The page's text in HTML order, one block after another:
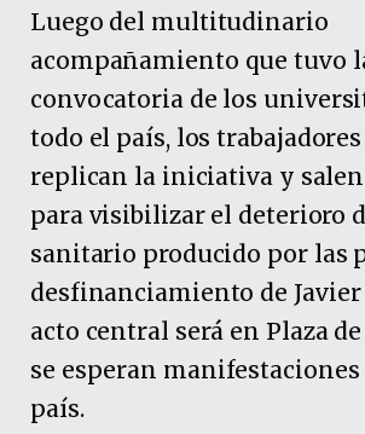
Luego del multitudinario
acompañamiento que tuvo
convocatoria de los
todo el país, los
replican la iniciativa y salen
para visibilizar el deterioro
sanitario producido por las
desfinanciamiento de
acto central será en Plaza
se esperan
país.